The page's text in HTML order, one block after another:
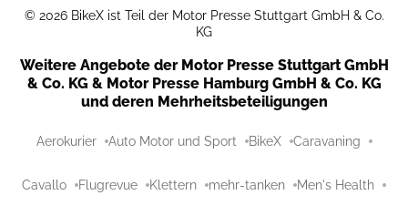
© 2026 BikeX ist Teil der Motor Presse Stuttgart GmbH & Co.
KG
Weitere Angebote der Motor Presse Stuttgart GmbH
& Co. KG & Motor Presse Hamburg GmbH & Co. KG
und deren Mehrheitsbeteiligungen
Aerokurier Auto Motor und Sport BikeX Caravaning
Cavallo Flugrevue Klettern mehr-tanken Men's Health